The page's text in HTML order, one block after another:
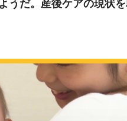
うだ。産後ケアの現状